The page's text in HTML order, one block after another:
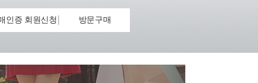
인증 회원신청 방문구매